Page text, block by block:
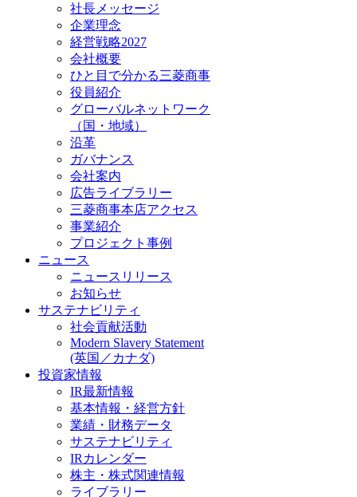
社長メッセージ
企業理念
経営戦略2027
会社概要
ひと目で分かる三菱商事
役員紹介
グローバルネットワーク
（国・地域）
沿革
ガバナンス
会社案内
広告ライブラリー
三菱商事本店アクセス
事業紹介
プロジェクト事例
ニュース
ニュースリリース
お知らせ
サステナビリティ
社会貢献活動
Modern Slavery Statement
(英国／カナダ)
投資家情報
IR最新情報
基本情報・経営方針
業績・財務データ
サステナビリティ
IRカレンダー
株主・株式関連情報
ライブラリー